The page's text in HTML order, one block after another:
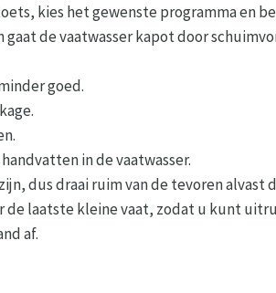
kies het gewenste programma en
gaat de vaatwasser kapot door
goed.
in de vaatwasser.
dus draai ruim van de tevoren alvast
de laatste kleine vaat, zodat u kunt
af.